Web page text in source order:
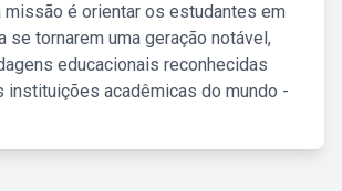
missão é orientar os estudantes em
se tornarem uma geração notável,
educacionais reconhecidas
instituições acadêmicas do mundo -